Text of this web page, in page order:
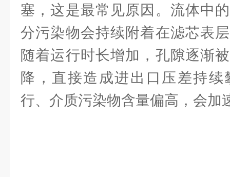
塞，这是最常见原因。流体中
分污染物会持续附着在滤芯表
随着运行时长增加，孔隙逐渐
降，直接造成进出口压差持
行、介质污染物含量偏高，会加